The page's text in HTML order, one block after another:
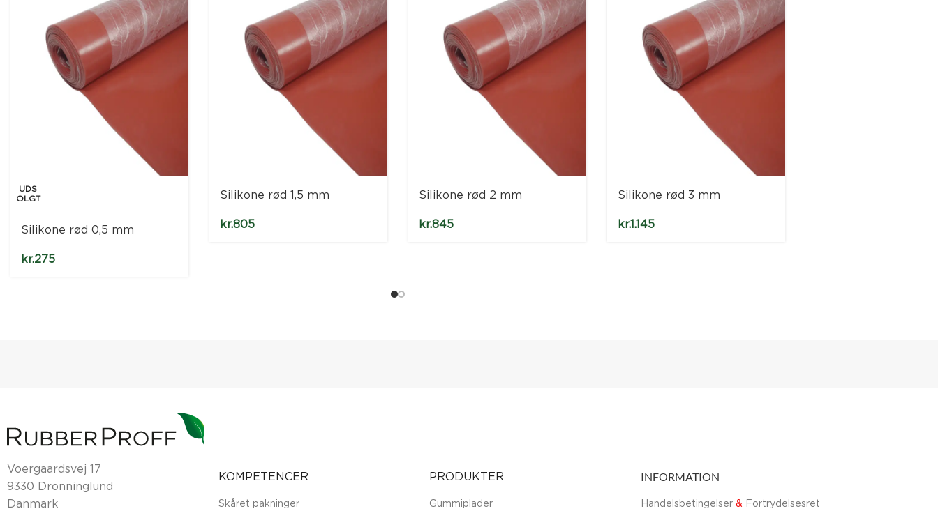
UDS
OLGT
Silikone rød 0,5 mm
kr.275
Silikone rød 1,5 mm
kr.805
Silikone rød 2 mm
kr.845
Silikone rød 3 mm
kr.1.145
Voergaardsvej 17
9330 Dronninglund
Danmark
KOMPETENCER
Skåret pakninger
PRODUKTER
Gummiplader
INFORMATION
Handelsbetingelser& Fortrydelsesret